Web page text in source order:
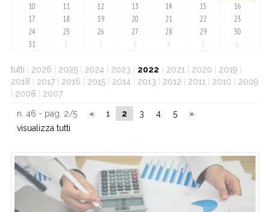
10
11 12 13 14 15
16
17
18 19 20 21 22
23
24
25 26 27 28 29
30
31
1 2 3 4 5 6
tutti 2026 2025| 2024 2023 2022 2021 2020 2019
2018
2017| 2016 2015| 2014 2013 2012 2011 2010
2009
2008 2007
n. 46 - pag. 2/5 « 1 2 3 4 5
»
visualizza tutti